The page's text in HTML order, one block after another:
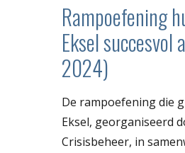
Rampoefening
Eksel
2024)
De rampoefening die
Eksel, georganiseerd
Crisisbeheer, in